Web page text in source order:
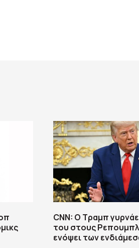
CNN: Ο Τραμπ
του στους
ενόψει των